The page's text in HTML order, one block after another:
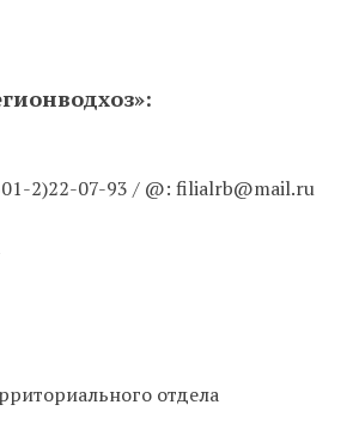
2)22-07-93 / @: filialrb@mail.ru
отдела